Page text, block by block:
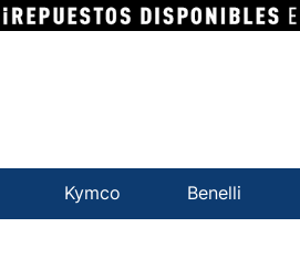
Kymco Benelli